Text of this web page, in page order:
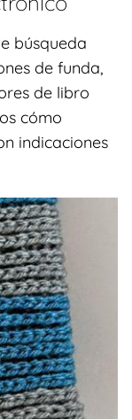
búsqueda
de funda,
de libro
cómo
indicaciones